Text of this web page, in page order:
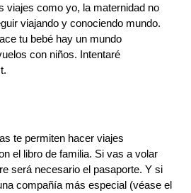
viajes como yo, la maternidad no
viajando y conociendo mundo.
tu bebé hay un mundo
con niños. Intentaré
te permiten hacer viajes
el libro de familia. Si vas a volar
será necesario el pasaporte. Y si
compañía más especial (véase el